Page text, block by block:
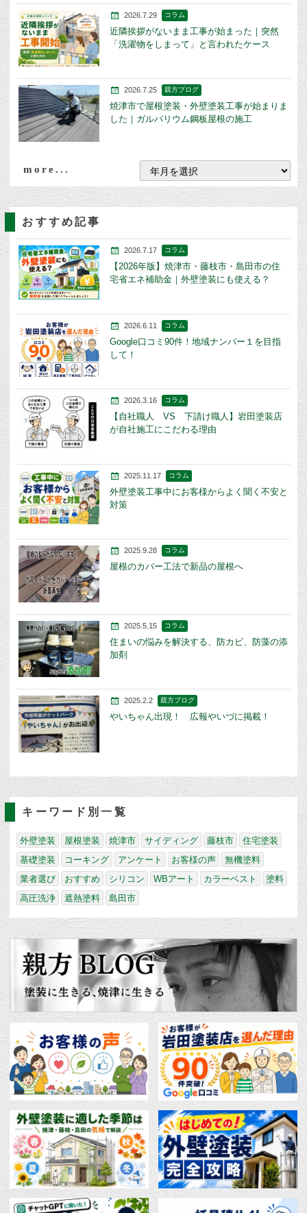
2026.7.29 コラム
近隣挨拶がないまま工事が始まった｜突然
「洗濯物をしまって」と言われたケース
2026.7.25 親方ブログ
焼津市で屋根塗装・外壁塗装工事が始まりま
した｜ガルバリウム鋼板屋根の施工
more...
おすすめ記事
2026.7.17 コラム
【2026年版】焼津市・藤枝市・島田市の住
宅省エネ補助金｜外壁塗装にも使える？
2026.6.11 コラム
Google口コミ90件！地域ナンバー１を目指
して！
2026.3.16 コラム
【自社職人 VS 下請け職人】岩田塗装店
が自社施工にこだわる理由
2025.11.17 コラム
外壁塗装工事中にお客様からよく聞く不安と
対策
2025.9.28 コラム
屋根のカバー工法で新品の屋根へ
2025.5.15 コラム
住まいの悩みを解決する、防カビ、防藻の添
加剤
2025.2.2 親方ブログ
やいちゃん出現！ 広報やいづに掲載！
キーワード別一覧
外壁塗装 屋根塗装 焼津市 サイディング 藤枝市
住宅塗装
基礎塗装
コーキング アンケート お客様の声
無機塗料
業者選び
おすすめ シリコン WBアート カラーベスト
塗料
高圧洗浄
遮熱塗料 島田市